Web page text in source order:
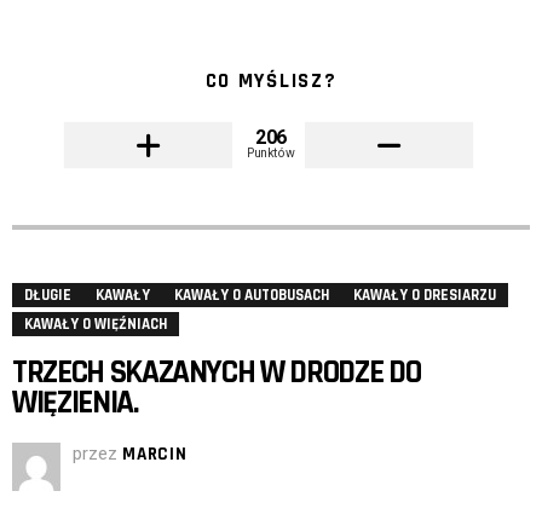
CO MYŚLISZ?
206
Punktów
DŁUGIE KAWAŁY KAWAŁY O AUTOBUSACH
KAWAŁY O DRESIARZU
KAWAŁY O WIĘŹNIACH
TRZECH SKAZANYCH W DRODZE DO
WIĘZIENIA.
przez MARCIN